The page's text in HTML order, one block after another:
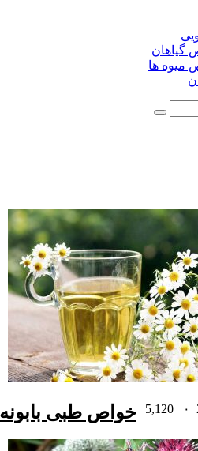
ها
جستجو
5,120 خواص طبی بابونه